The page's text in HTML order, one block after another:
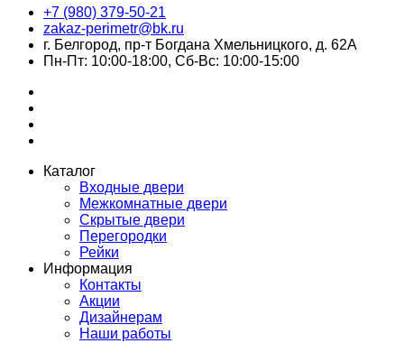
+7 (980) 379-50-21
zakaz-perimetr@bk.ru
г. Белгород, пр-т Богдана Хмельницкого, д. 62А
Пн-Пт: 10:00-18:00, Сб-Вс: 10:00-15:00
Каталог
Входные двери
Межкомнатные двери
Скрытые двери
Перегородки
Рейки
Информация
Контакты
Акции
Дизайнерам
Наши работы